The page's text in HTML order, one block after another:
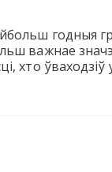
годныя
важнае
хто